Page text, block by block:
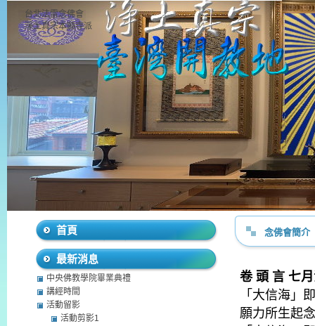
台北法雷念佛會
淨土真宗本願寺派
念佛會簡介
卷 頭 言 七
「大信海」
願力所生起
首頁
最新消息
中央佛教學院畢業典禮
講經時間
活動留影
活動剪影1